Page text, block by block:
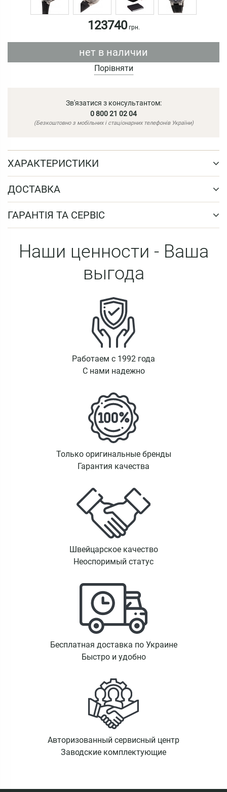
123740грн.
нет в наличии
Порівняти
Зв'язатися з консультантом:
0 800 21 02 04
(Безкоштовно з мобільних і стаціонарних телефонів України)
ХАРАКТЕРИСТИКИ
ДОСТАВКА
ГАРАНТІЯ ТА СЕРВІС
Наши ценности - Ваша
выгода
Работаем с 1992 года
С нами надежно
Только оригинальные бренды
Гарантия качества
Швейцарское качество
Неоспоримый статус
Бесплатная доставка по Украине
Быстро и удобно
Авторизованный сервисный центр
Заводские комплектующие